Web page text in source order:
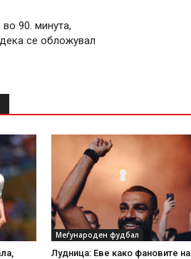
90. минута,
се обложувал
Меѓународен фудбал
Лудница: Еве како фановите на